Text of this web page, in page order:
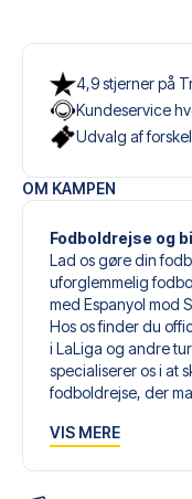
4,9 stjerner på
Kundeservice
Udvalg af
OM KAMPEN
Fodboldrejse og
Lad os gøre din
uforglemmelig
med Espanyol mod
Hos os finder du
i LaLiga og andre
specialiserer os i at
fodboldrejse, der
VIS MERE